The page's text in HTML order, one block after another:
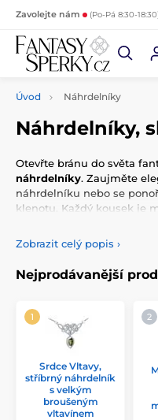
Zavolejte nám (Po-Pá 8:30-
Úvod Náhrdelníky
Náhrdelníky,
Otevřte bránu do světa
náhrdelníky. Zaujměte
náhrdelníku nebo se
klenotu. Každý kousek je
špičkový design s
estetický zážitek, ale i
světem. Objevte svůj
náhrdelníky, které vám
Zobrazit celý popis ›
Nejprodávanější
Srdce Vltavy,
stříbrný náhrdelník
s velkým
broušeným
vltavínem